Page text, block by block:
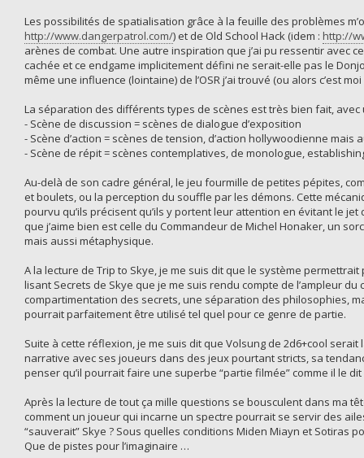
Les possibilités de spatialisation grâce à la feuille des problèmes
http://www.dangerpatrol.com/) et de Old School Hack (idem : http://
arènes de combat. Une autre inspiration que j’ai pu ressentir avec
cachée et ce endgame implicitement défini ne serait-elle pas le
même une influence (lointaine) de l’OSR j’ai trouvé (ou alors c’est
La séparation des différents types de scènes est très bien fait,
- Scène de discussion = scènes de dialogue d’exposition
- Scène d’action = scènes de tension, d’action hollywoodienne
- Scène de répit = scènes contemplatives, de monologue,
Au-delà de son cadre général, le jeu fourmille de petites pépites,
et boulets, ou la perception du souffle par les démons. Cette
pourvu qu’ils précisent qu’ils y portent leur attention en évitant le
que j’aime bien est celle du Commandeur de Michel Honaker, un
mais aussi métaphysique.
A la lecture de Trip to Skye, je me suis dit que le système
lisant Secrets de Skye que je me suis rendu compte de l’ampleur
compartimentation des secrets, une séparation des philosophies,
pourrait parfaitement être utilisé tel quel pour ce genre de partie.
Suite à cette réflexion, je me suis dit que Volsung de 2d6+cool
narrative avec ses joueurs dans des jeux pourtant stricts, sa
penser qu’il pourrait faire une superbe “partie filmée” comme il le dit
Après la lecture de tout ça mille questions se bousculent dans ma
comment un joueur qui incarne un spectre pourrait se servir des
“sauverait” Skye ? Sous quelles conditions Miden Miayn et Sotiras
Que de pistes pour l’imaginaire …